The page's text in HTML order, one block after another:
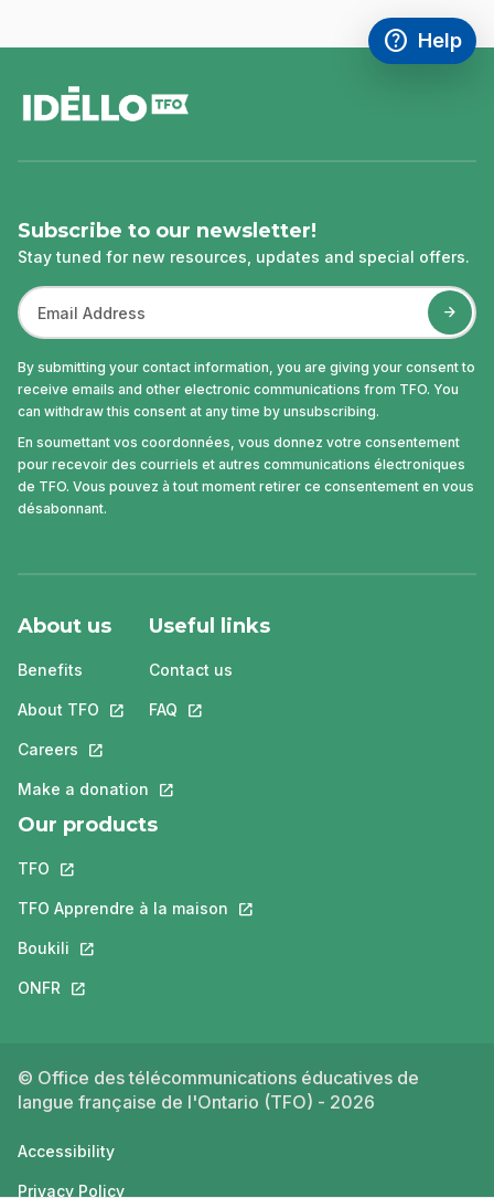
help
Access
Help
,This link
Subscribe to our newsletter!
Stay tuned for new resources, updates and special offers.
By submitting your contact information, you are giving your consent to
receive emails and other electronic communications from TFO. You
can withdraw this consent at any time by unsubscribing.
En soumettant vos coordonnées, vous donnez votre consentement
pour recevoir des courriels et autres communications électroniques
de TFO. Vous pouvez à tout moment retirer ce consentement en vous
désabonnant.
About us
Benefits
About TFO This link will open in a new tab.
Careers This link will open in a new tab.
Make a donation This link will open in a new tab.
Useful links
Contact us
FAQ This link will open in a new tab.
Our products
TFO This link will open in a new tab.
TFO Apprendre à la maison This link will open in a new tab.
Boukili This link will open in a new tab.
ONFR This link will open in a new tab.
© Office des télécommunications éducatives de
langue française de l'Ontario (TFO) - 2026
Accessibility
Privacy Policy